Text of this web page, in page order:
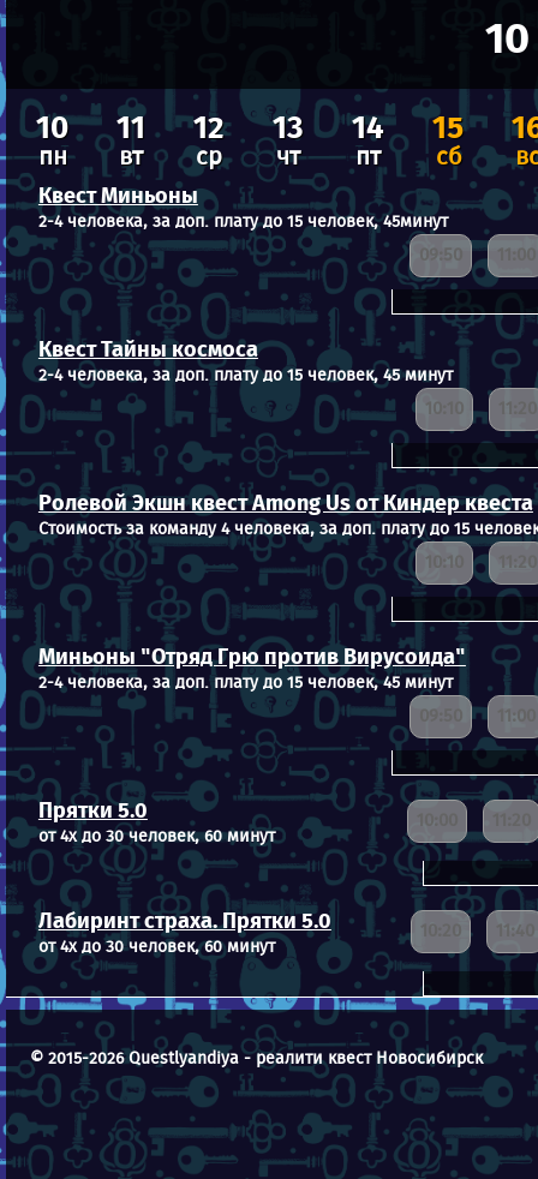
10
10
пн
11
вт
12
ср
13
чт
14
пт
15
сб
Квест Миньоны
2-4 человека, за доп. плату до 15 человек, 45минут
09:50 11:00
Квест Тайны космоса
2-4 человека, за доп. плату до 15 человек, 45 минут
10:10 11:20
Ролевой Экшн квест Among Us от Киндер квеста
Стоимость за команду 4 человека, за доп. плату до 15
10:10 11:20
Миньоны "Отряд Грю против Вирусоида"
2-4 человека, за доп. плату до 15 человек, 45 минут
09:50 11:00
Прятки 5.0
от 4х до 30 человек, 60 минут
10:00
Лабиринт страха. Прятки 5.0
от 4х до 30 человек, 60 минут
10:20 11:40
© 2015-2026 Questlyandiya - реалити квест Новосибирск